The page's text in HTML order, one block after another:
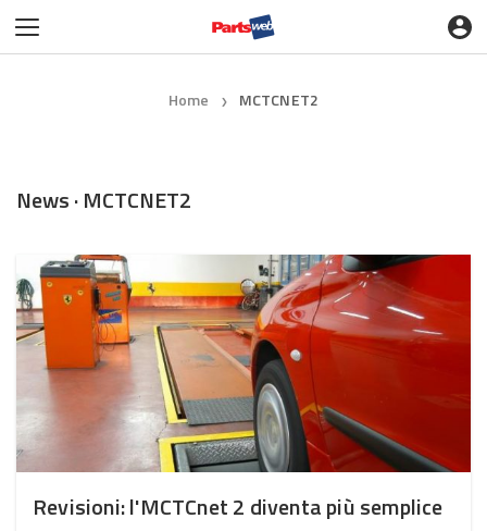
Home ❯ MCTCNET2
News · MCTCNET2
Revisioni: l'MCTCnet 2 diventa più semplice